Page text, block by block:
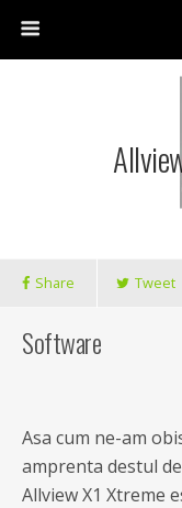
Share Tweet
Software
Asa cum ne-am
amprenta destul
Allview X1 Xtreme